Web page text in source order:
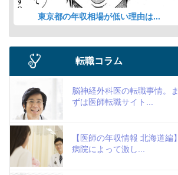
東京都の年収相場が低い理由は...
転職コラム
脳神経外科医の転職事情。ま
ずは医師転職サイト...
【医師の年収情報 北海道編】
病院によって激し...